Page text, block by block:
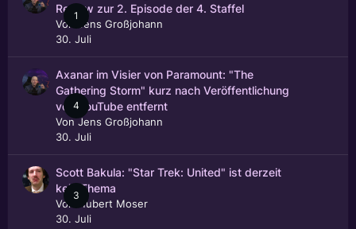
1
Review zur 2. Episode der 4. Staffel
Von
Jens Großjohann
30. Juli
4
Axanar im Visier von Paramount: "The
Gathering Storm" kurz nach Veröffentlichung
von YouTube entfernt
VonJens Großjohann
30. Juli
3
Scott Bakula: "Star Trek: United" ist derzeit
kein Thema
Von
Hubert Moser
30. Juli